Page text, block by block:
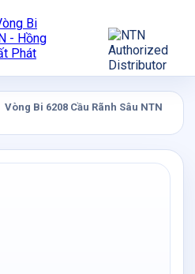
Vòng Bi 6208 Cầu Rãnh Sâu NTN